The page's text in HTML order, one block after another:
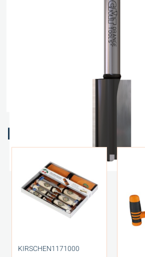
Sammenlign
Legg i ønskeliste
Spesifikasjoner
Relaterte produkter
KIRSCHEN1171000